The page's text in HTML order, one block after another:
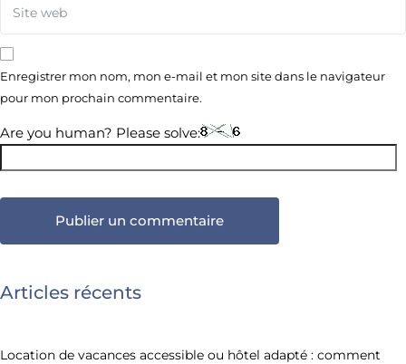
Enregistrer mon nom, mon e-mail et mon site dans le navigateur
pour mon prochain commentaire.
Are you human? Please solve:
Articles récents
Location de vacances accessible ou hôtel adapté : comment